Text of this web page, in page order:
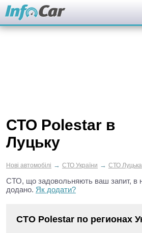
СТО Polestar в
Луцьку
Нові автомобілі → СТО України → СТО Луцька
СТО, що задовольняють ваш запит, в
додано. Як додати?
СТО Polestar по регионах